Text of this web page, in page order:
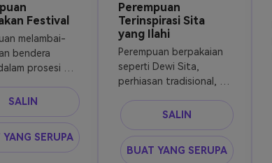
Festival
melambai-
bendera
prosesi
festif di
warna-warna
sinematik
SALIN
YANG SERUPA
Perempuan
Terinspirasi Sita
yang Ilahi
Perempuan berpakaian
seperti Dewi Sita,
perhiasan tradisional,
cahaya lembut, aura
spiritual, sangat detail
SALIN
BUAT YANG SERUPA